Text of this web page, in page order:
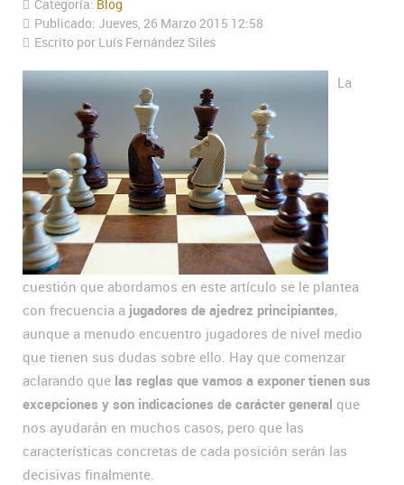
Categoría: Blog
Publicado: Jueves, 26 Marzo 2015 12:58
Escrito por Luís Fernández Siles
La
cuestión que abordamos en este artículo se le plantea
con frecuencia a jugadores de ajedrez principiantes,
aunque a menudo encuentro jugadores de nivel medio
que tienen sus dudas sobre ello. Hay que comenzar
aclarando que las reglas que vamos a exponer tienen sus
excepciones y son indicaciones de carácter general que
nos ayudarán en muchos casos, pero que las
características concretas de cada posición serán las
decisivas finalmente.